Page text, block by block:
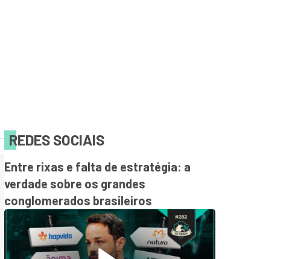
REDES SOCIAIS
Entre rixas e falta de estratégia: a
verdade sobre os grandes
conglomerados brasileiros